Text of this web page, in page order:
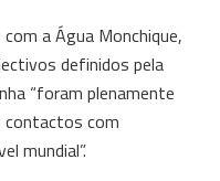
a Água Monchique,
definidos pela
“foram plenamente
contactos com
mundial”.